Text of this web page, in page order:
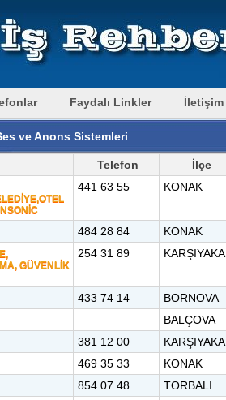
Faydalı Linkler İletişim
ve Anons Sistemleri
Telefon İlçe
441 63 55 KONAK
484 28 84 KONAK
GÜVENLİK
254 31 89 KARŞIYAKA
433 74 14 BORNOVA
BALÇOVA
381 12 00 KARŞIYAKA
469 35 33 KONAK
854 07 48 TORBALI